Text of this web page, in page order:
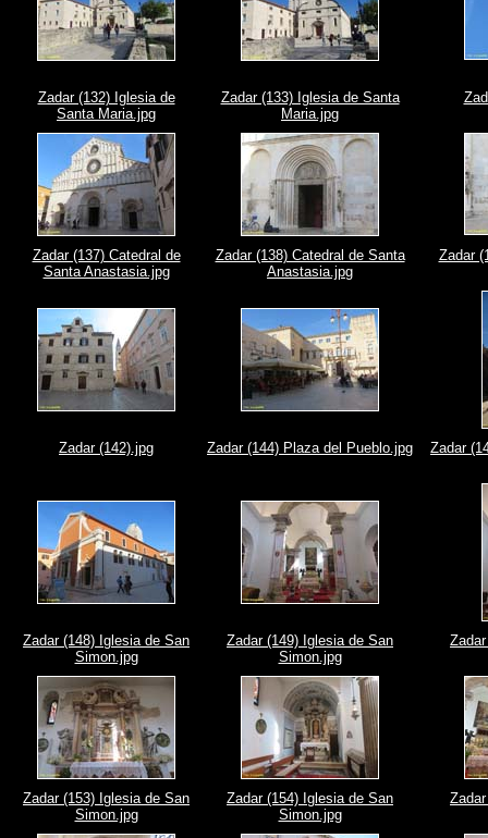
Zadar (132) Iglesia de
Santa Maria.jpg
Zadar (133) Iglesia de Santa
Maria.jpg
Zadar (137) Catedral de
Santa Anastasia.jpg
Zadar (138) Catedral de Santa
Anastasia.jpg
Zadar
Zadar (142).jpg Zadar (144) Plaza del Pueblo.jpg Zadar
Zadar (148) Iglesia de San
Simon.jpg
Zadar (149) Iglesia de San
Simon.jpg
Zadar (153) Iglesia de San
Simon.jpg
Zadar (154) Iglesia de San
Simon.jpg